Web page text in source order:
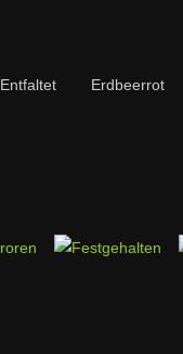
Entfaltet Erdbeerrot